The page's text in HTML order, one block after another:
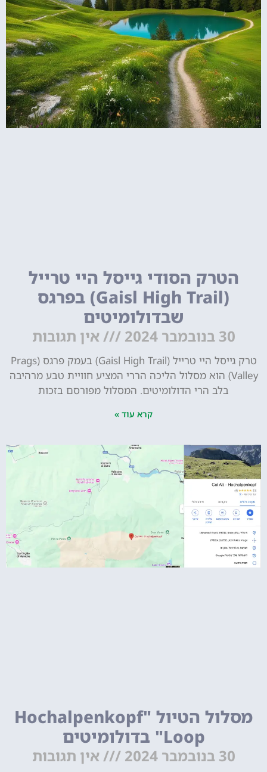
הטרק הסודי גייסל היי טרייל
(Gaisl High Trail) בפרגס
שבדולומיטים
30 בנובמבר 2024 אין תגובות
טרק גייסל היי טרייל (Gaisl High Trail) בעמק פרגס (Prags
Valley) הוא מסלול הליכה הררי המציע חוויית טבע מרהיבה
בלב הרי הדולומיטים. המסלול מפורסם בזכות
קרא עוד »
מסלול הטיול "Hochalpenkopf
Loop" בדולומיטים
30 בנובמבר 2024 אין תגובות